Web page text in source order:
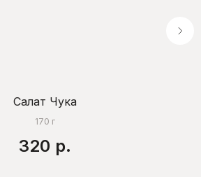
Салат Чука
170 г
320 р.